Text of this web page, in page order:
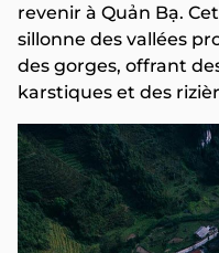
revenir à Quản Bạ.
sillonne des vallées
des gorges, offrant
karstiques et des